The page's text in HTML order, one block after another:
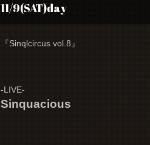
11/9(SAT)day
『Sinqlcircus vol.8』
-LIVE-
Sinquacious